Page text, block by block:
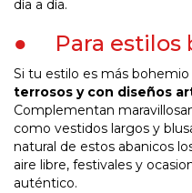
día a día.
● Para estilos
Si tu estilo es más bohemio
terrosos y con diseños
Complementan
como vestidos largos y
natural de estos abanicos
aire libre, festivales y
auténtico.